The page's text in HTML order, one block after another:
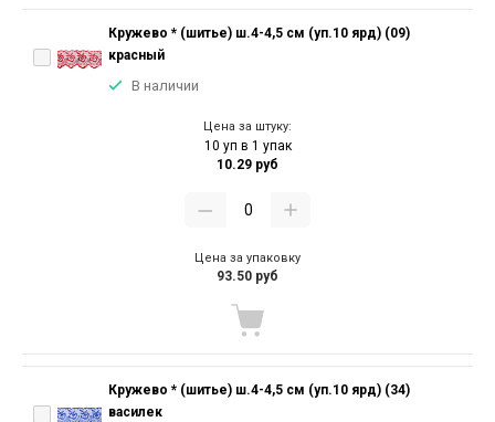
Кружево * (шитье) ш.4-4,5 см (уп.10 ярд) (09)
красный
В наличии
Цена за штуку:
10 уп в 1 упак
10.29 руб
Цена за упаковку
93.50 руб
Кружево * (шитье) ш.4-4,5 см (уп.10 ярд) (34)
василек